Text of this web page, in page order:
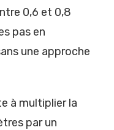
0,6 et 0,8
pas en
une approche
à multiplier la
par un